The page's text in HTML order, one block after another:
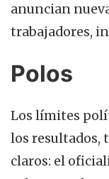
anuncian
trabajadores,
Polos
Los límites
los resultados,
claros: el